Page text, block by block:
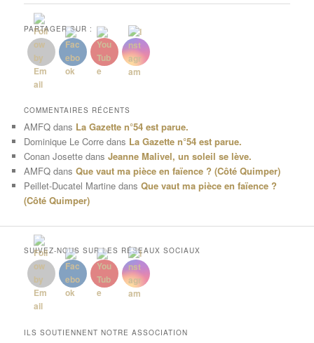
articles
PARTAGER SUR :
COMMENTAIRES RÉCENTS
AMFQ dans La Gazette n°54 est parue.
Dominique Le Corre dans La Gazette n°54 est parue.
Conan Josette dansJeanne Malivel, un soleil se lève.
AMFQ dansQue vaut ma pièce en faïence ? (Côté Quimper)
Peillet-Ducatel Martine dansQue vaut ma pièce en faïence ?
(Côté Quimper)
SUIVEZ-NOUS SUR LES RÉSEAUX SOCIAUX
ILS SOUTIENNENT NOTRE ASSOCIATION